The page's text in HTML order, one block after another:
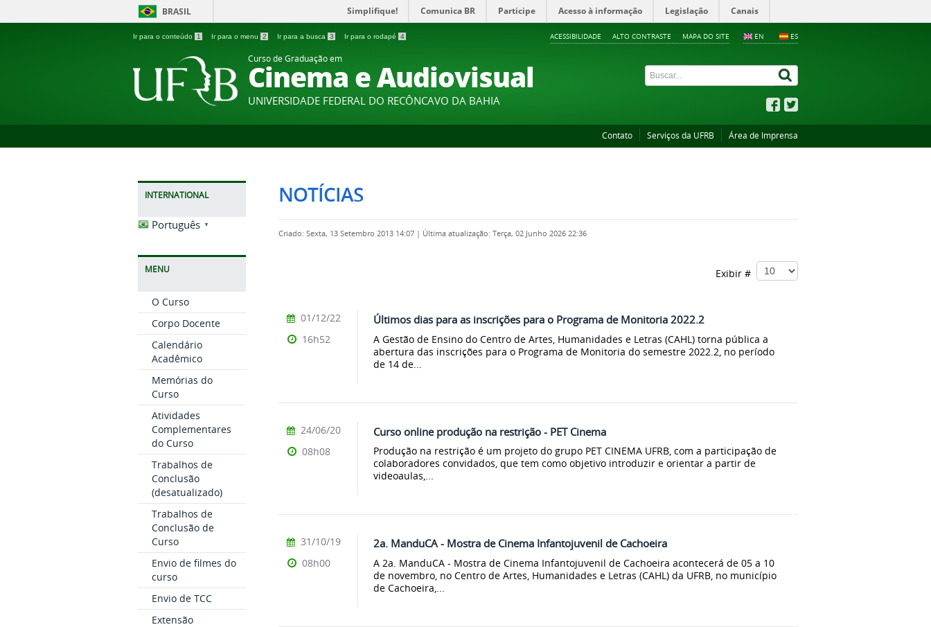
BRASIL Simplifique! Comunica BR Participe Acesso à informação Legislação Canais
Ir para o conteúdo 1 Ir para o menu 2 Ir para a busca 3 Ir para o rodapé 4 EN ES
ACESSIBILIDADE ALTO CONTRASTE MAPA DO SITE
Curso de Graduação em
Cinema e Audiovisual
UNIVERSIDADE FEDERAL DO RECÔNCAVO DA BAHIA
Contato Serviços da UFRB Área de Imprensa
INTERNATIONAL
Português ▼
MENU
O Curso
Corpo Docente
Calendário
Acadêmico
Memórias do
Curso
Atividades
Complementares
do Curso
Trabalhos de
Conclusão
(desatualizado)
Trabalhos de
Conclusão de
Curso
Envio de filmes do
curso
Envio de TCC
Extensão
NOTÍCIAS
Criado: Sexta, 13 Setembro 2013 14:07 | Última atualização: Terça, 02 Junho 2026 22:36
Exibir #
Últimos dias para as inscrições para o Programa de Monitoria 2022.2
A Gestão de Ensino do Centro de Artes, Humanidades e Letras (CAHL) torna pública a
abertura das inscrições para o Programa de Monitoria do semestre 2022.2, no período
de 14 de...
01/12/22
16h52
Curso online produção na restrição - PET Cinema
Produção na restrição é um projeto do grupo PET CINEMA UFRB, com a participação de
colaboradores convidados, que tem como objetivo introduzir e orientar a partir de
videoaulas,...
24/06/20
08h08
2a. ManduCA - Mostra de Cinema Infantojuvenil de Cachoeira
A 2a. ManduCA - Mostra de Cinema Infantojuvenil de Cachoeira acontecerá de 05 a 10
de novembro, no Centro de Artes, Humanidades e Letras (CAHL) da UFRB, no município
de Cachoeira,...
31/10/19
08h00